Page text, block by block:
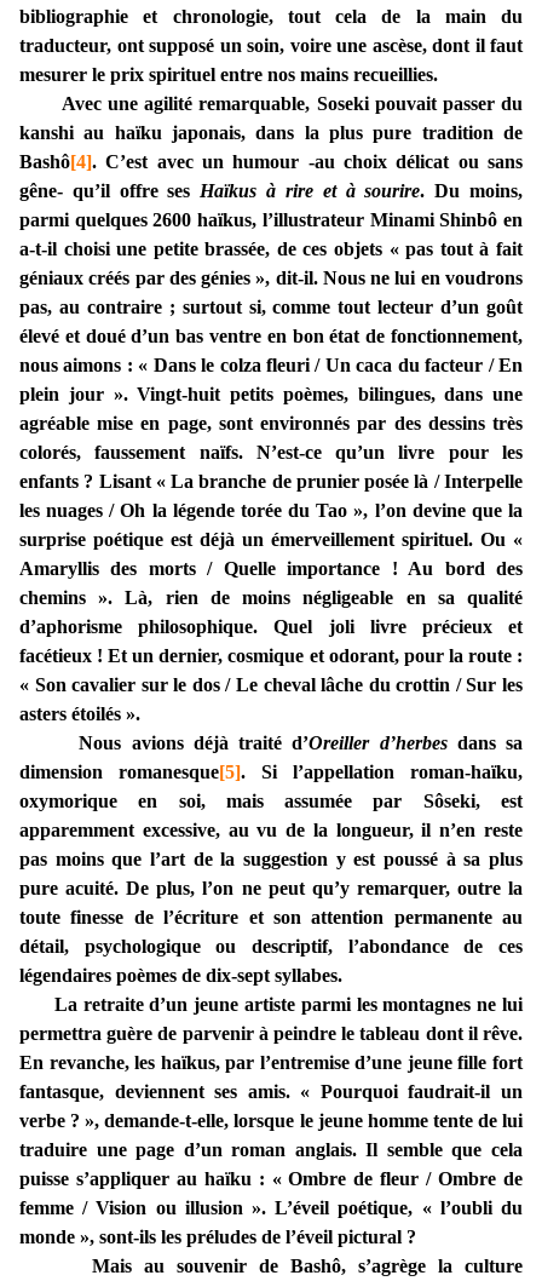
bibliographie et chronologie, tout cela de la main du
traducteur, ont supposé un soin, voire une ascèse, dont il faut
mesurer le prix spirituel entre nos mains recueillies.
Avec une agilité remarquable, Soseki pouvait passer du
kanshi au haïku japonais, dans la plus pure tradition de
Bashô[4]. C’est avec un humour -au choix délicat ou sans
gêne- qu’il offre ses Haïkus à rire et à sourire. Du moins,
parmi quelques 2600 haïkus, l’illustrateur Minami Shinbô en
a-t-il choisi une petite brassée, de ces objets « pas tout à fait
géniaux créés par des génies », dit-il. Nous ne lui en voudrons
pas, au contraire ; surtout si, comme tout lecteur d’un goût
élevé et doué d’un bas ventre en bon état de fonctionnement,
nous aimons : « Dans le colza fleuri / Un caca du facteur / En
plein jour ». Vingt-huit petits poèmes, bilingues, dans une
agréable mise en page, sont environnés par des dessins très
colorés, faussement naïfs. N’est-ce qu’un livre pour les
enfants ? Lisant « La branche de prunier posée là / Interpelle
les nuages / Oh la légende torée du Tao », l’on devine que la
surprise poétique est déjà un émerveillement spirituel. Ou «
Amaryllis des morts / Quelle importance ! Au bord des
chemins ». Là, rien de moins négligeable en sa qualité
d’aphorisme philosophique. Quel joli livre précieux et
facétieux ! Et un dernier, cosmique et odorant, pour la route :
« Son cavalier sur le dos / Le cheval lâche du crottin / Sur les
asters étoilés ».
Nous avions déjà traité d’Oreiller d’herbesdans sa
dimension romanesque[5]. Si l’appellation roman-haïku,
oxymorique en soi, mais assumée par Sôseki, est
apparemment excessive, au vu de la longueur, il n’en reste
pas moins que l’art de la suggestion y est poussé à sa plus
pure acuité. De plus, l’on ne peut qu’y remarquer, outre la
toute finesse de l’écriture et son attention permanente au
détail, psychologique ou descriptif, l’abondance de ces
légendaires poèmes de dix-sept syllabes.
La retraite d’un jeune artiste parmi les montagnes ne lui
permettra guère de parvenir à peindre le tableau dont il rêve.
En revanche, les haïkus, par l’entremise d’une jeune fille fort
fantasque, deviennent ses amis. « Pourquoi faudrait-il un
verbe ? », demande-t-elle, lorsque le jeune homme tente de lui
traduire une page d’un roman anglais. Il semble que cela
puisse s’appliquer au haïku : « Ombre de fleur / Ombre de
femme / Vision ou illusion ». L’éveil poétique, « l’oubli du
monde », sont-ils les préludes de l’éveil pictural ?
Mais au souvenir de Bashô, s’agrège la culture